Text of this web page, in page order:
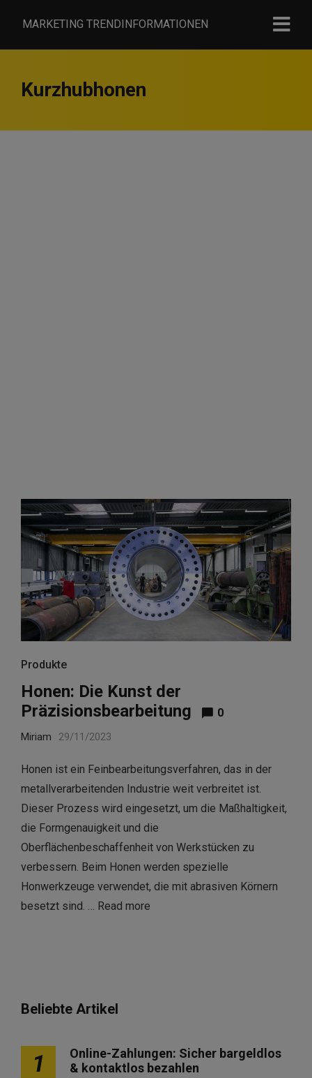
MARKETING TRENDINFORMATIONEN
Kurzhubhonen
Produkte
Honen: Die Kunst der
Präzisionsbearbeitung
0
Miriam 29/11/2023
Honen ist ein Feinbearbeitungsverfahren, das in der
metallverarbeitenden Industrie weit verbreitet ist.
Dieser Prozess wird eingesetzt, um die Maßhaltigkeit,
die Formgenauigkeit und die
Oberflächenbeschaffenheit von Werkstücken zu
verbessern. Beim Honen werden spezielle
Honwerkzeuge verwendet, die mit abrasiven Körnern
besetzt sind. … Read more
Beliebte Artikel
1
Online-Zahlungen: Sicher bargeldlos
& kontaktlos bezahlen